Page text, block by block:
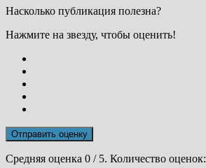
Насколько публикация полезна?
Нажмите на звезду, чтобы оценить!
Отправить оценку
Средняя оценка 0 / 5. Количество оценок: